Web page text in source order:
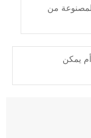
من
يمكن